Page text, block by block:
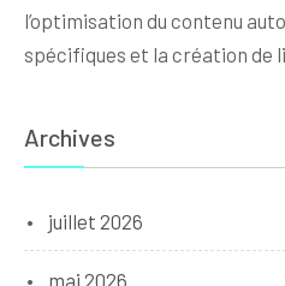
l’optimisation du contenu
spécifiques et la création de
Archives
juillet 2026
mai 2026